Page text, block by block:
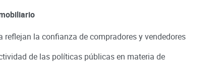
reflejan la confianza de compradores y vendedores
de las políticas públicas en materia de